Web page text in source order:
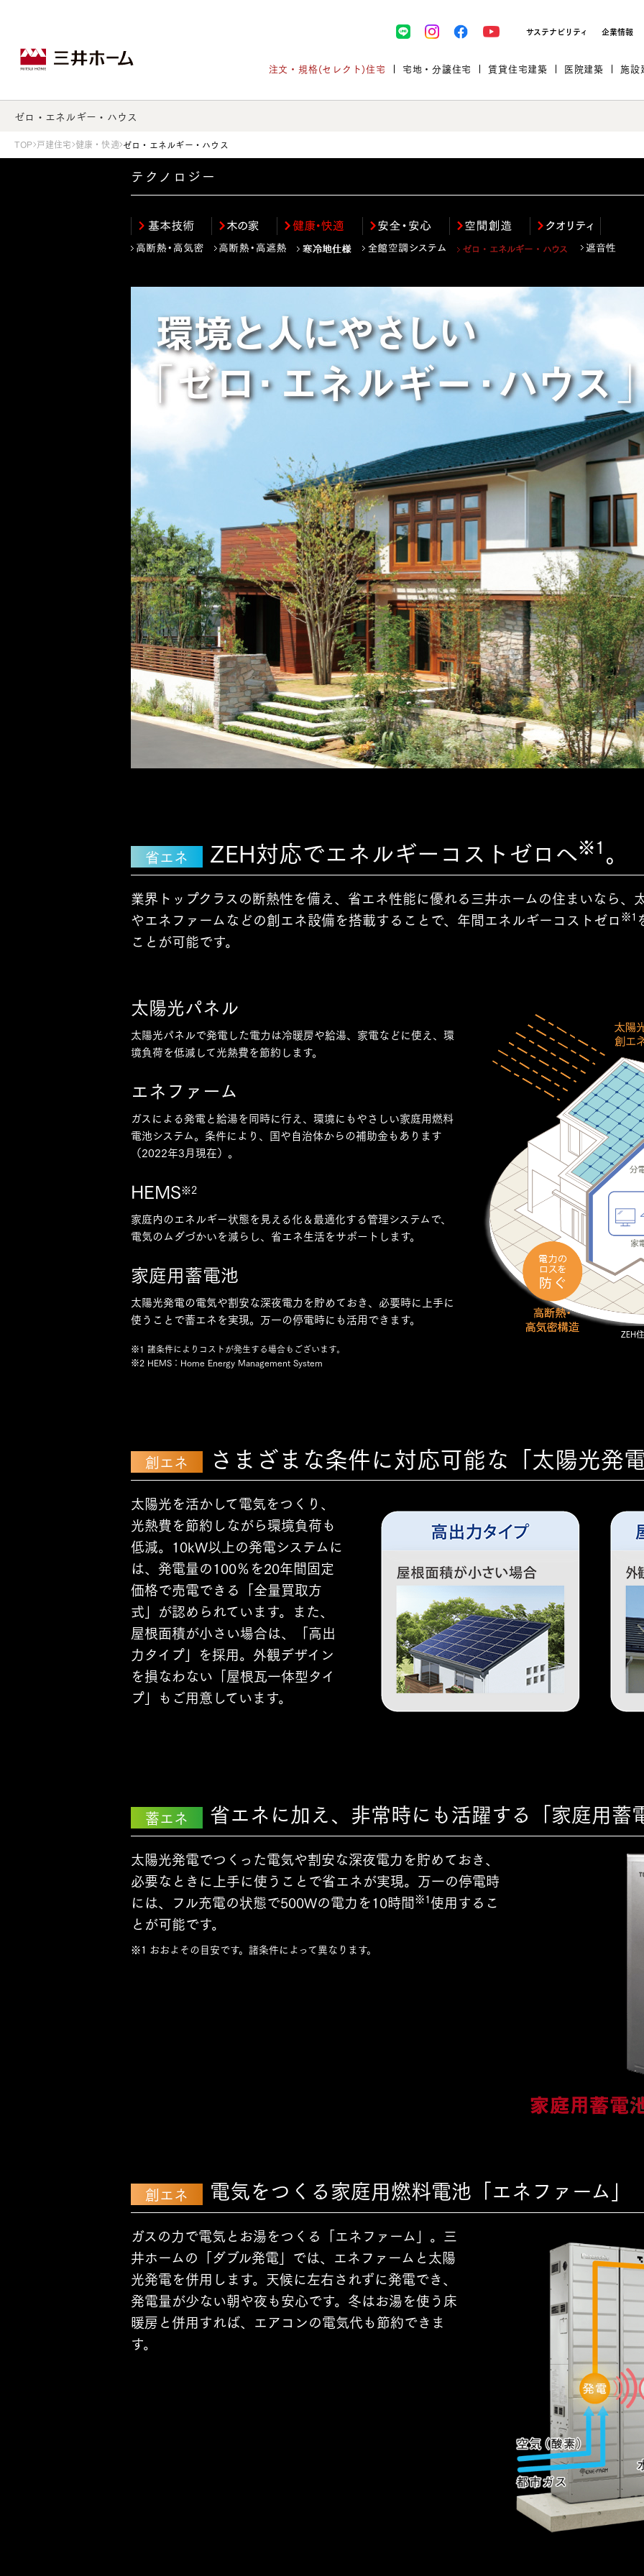
サステナビリティ 企業情報
注文・規格(セレクト)住宅
戸建住宅トップ
あなたの理想の住まいをかたちに
注文住宅｜三井ホームオーダー 規格住宅｜三井ホームセレクト
建築実例 デザイン 全館空調
お住まいづくりガイド ㎥設計 三井ホームワールド
多世帯家族
モデルハウス紹介 カタログ請求 イベント情報 ご相談デスク
宅地・分譲住宅
宅地・分譲住宅トップ
ランドパートナー
ランドパートナー一覧
モデルハウス紹介 ご相談デスク
賃貸住宅建築
賃貸住宅建築トップ
カタログ請求 ご相談デスク
医院建築
医院建築トップ
ドクタープランニュース
セミナー・内覧会レポート 診療圏調査依頼
カタログ請求 ご相談デスク
施設
施設建築トップ
選ばれる理由
文教・保育施設実例
商業施設実例
社宅・寮・事務所実例
企業向け不動産活用（CRE）
木材・建材トップ
資料請求 お問い合わせ
リフォームトップ
リフォーム事業所一覧 カタログ請求 ご相談デスク
ゼロ・エネルギー・ハウス
TOP 戸建住宅 健康・快適 ゼロ・エネルギー・ハウス
テクノロジー
省エネ ZEH対応でエネルギーコストゼロへ※1。
業界トップクラスの断熱性を備え、省エネ性能に優れる三井ホームの住まいなら、
やエネファームなどの創エネ設備を搭載することで、年間エネルギーコストゼロ ※1
ことが可能です。
太陽光パネル
太陽光パネルで発電した電力は冷暖房や給湯、家電などに使え、環
境負荷を低減して光熱費を節約します。
エネファーム
ガスによる発電と給湯を同時に行え、環境にもやさしい家庭用燃料
電池システム。条件により、国や自治体からの補助金もあります
（2022年3月現在）。
HEMS※2
家庭内のエネルギー状態を見える化＆最適化する管理システムで、
電気のムダづかいを減らし、省エネ生活をサポートします。
家庭用蓄電池
太陽光発電の電気や割安な深夜電力を貯めておき、必要時に上手に
使うことで蓄エネを実現。万一の停電時にも活用できます。
※1 諸条件によりコストが発生する場合もございます。
※2 HEMS：Home Energy Management System
創エネ さまざまな条件に対応可能な「太陽光発
太陽光を活かして電気をつくり、
光熱費を節約しながら環境負荷も
低減。10kW以上の発電システムに
は、発電量の100％を20年間固定
価格で売電できる「全量買取方
式」が認められています。また、
屋根面積が小さい場合は、「高出
力タイプ」を採用。外観デザイン
を損なわない「屋根瓦一体型タイ
プ」もご用意しています。
蓄エネ 省エネに加え、非常時にも活躍する「家庭用蓄
太陽光発電でつくった電気や割安な深夜電力を貯めておき、
必要なときに上手に使うことで省エネが実現。万一の停電時
には、フル充電の状態で500Wの電力を10時間※1使用するこ
とが可能です。
※1 おおよその目安です。諸条件によって異なります。
創エネ 電気をつくる家庭用燃料電池「エネファーム」
ガスの力で電気とお湯をつくる「エネファーム」。三
井ホームの「ダブル発電」では、エネファームと太陽
光発電を併用します。天候に左右されずに発電でき、
発電量が少ない朝や夜も安心です。冬はお湯を使う床
暖房と併用すれば、エアコンの電気代も節約できま
す。